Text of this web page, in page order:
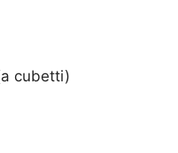
cubetti)